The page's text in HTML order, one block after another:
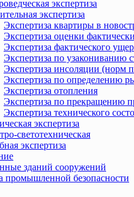
экспертиза
экспертиза
Экспертиза квартиры в
Экспертиза оценки
Экспертиза фактического
Экспертиза по узакониванию
Экспертиза инсоляции (норм
Экспертиза по определению
Экспертиза отопления
Экспертиза по прекращению
Экспертиза технического
экспертиза
светотехническая
экспертиза
зданий сооружений
промышленной безопасности